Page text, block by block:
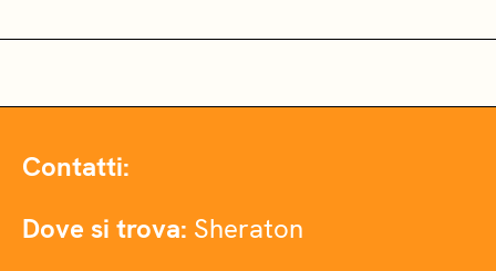
Contatti:
Dove si trova: Sheraton